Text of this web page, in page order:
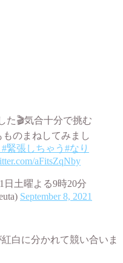
た🎬気合十分で挑む
ものまねしてみまし
#緊張しちゃう #なり
aFitsZqNby
土曜よる9時20分
September 8, 2021
白に分かれて競い合いま